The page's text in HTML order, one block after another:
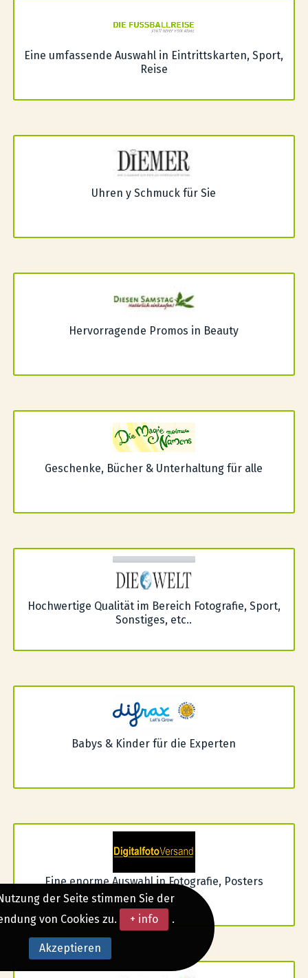
Eine umfassende Auswahl in Eintrittskarten, Sport,
Reise
Uhren y Schmuck für Sie
Hervorragende Promos in Beauty
Geschenke, Bücher & Unterhaltung für alle
Hochwertige Qualität im Bereich Fotografie, Sport,
Sonstiges, etc..
Babys & Kinder für die Experten
Eine enorme Auswahl in Fotografie, Posters
der Seite stimmen Sie der
von Cookies zu.
+ info .
Akzeptieren